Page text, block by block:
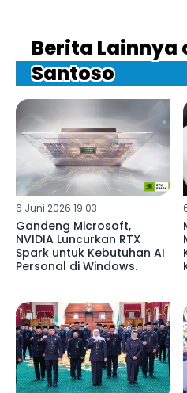
Berita Lainnya
Santoso
6 Juni 2026 19:03
Gandeng Microsoft,
NVIDIA Luncurkan RTX
Spark untuk Kebutuhan AI
Personal di Windows.